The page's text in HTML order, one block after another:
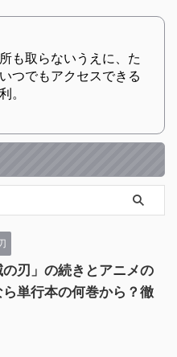
も取らないうえに、た
つでもアクセスできる
。
刃」の続きとアニメの
単行本の何巻から？徹